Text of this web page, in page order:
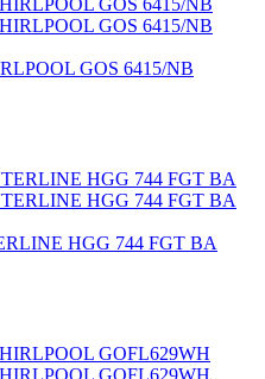
GOS 6415/NB
HGG 744 FGT BA